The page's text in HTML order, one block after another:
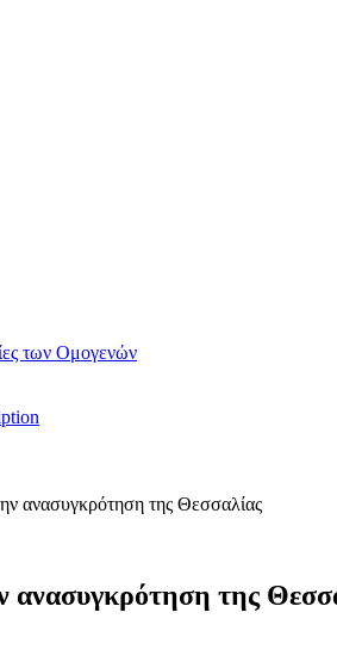
των Ομογενών
ανασυγκρότηση της Θεσσαλίας
ανασυγκρότηση της